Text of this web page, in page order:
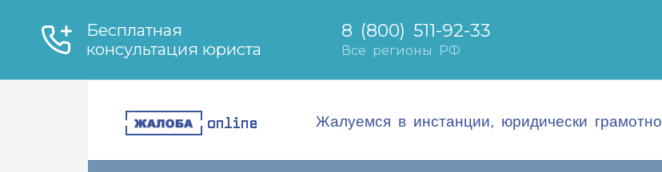
Жалуемся в инстанции, юридически грамотно